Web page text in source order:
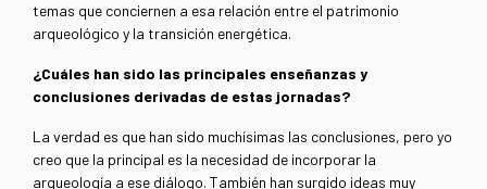
temas que conciernen a esa relación entre el patrimonio
arqueológico y la transición energética.
¿Cuáles han sido las principales enseñanzas y
conclusiones derivadas de estas jornadas?
La verdad es que han sido muchísimas las conclusiones, pero yo
creo que la principal es la necesidad de incorporar la
arqueología a ese diálogo. También han surgido ideas muy